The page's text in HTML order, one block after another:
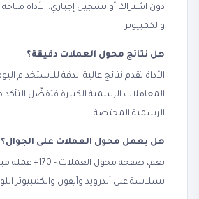
دون اشتراك أو تسجيل إجباري. الأداة
والكمبيوتر.
هل نتائج محول العملات دقيقة؟
الأداة تقدم نتائج عالية الدقة للاستخدام
المعاملات الرسمية الكبيرة فيُفضّل
الرسمية المختصة.
هل يعمل محول العملات على الجوال؟
نعم، صفحة محول
بسلاسة على أندرويد وآيفون والكمبيوتر